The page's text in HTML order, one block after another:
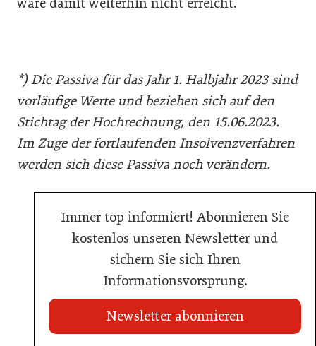
*) Die Passiva für das Jahr 1. Halbjahr 2023 sind
vorläufige Werte und beziehen sich auf den
Stichtag der Hochrechnung, den 15.06.2023.
Im Zuge der fortlaufenden Insolvenzverfahren
werden sich diese Passiva noch verändern.
Immer top informiert! Abonnieren Sie
kostenlos unseren Newsletter und
sichern Sie sich Ihren
Informationsvorsprung.
Newsletter abonnieren